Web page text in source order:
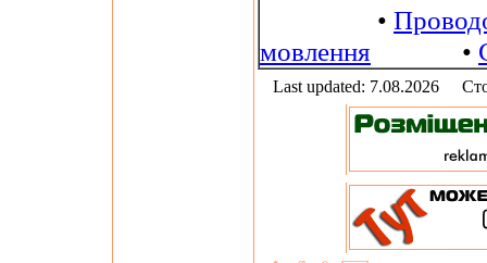
•
мовлення •
Last updated: 7.08.2026